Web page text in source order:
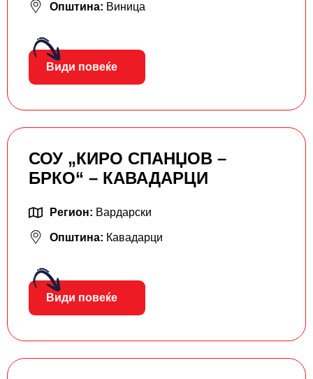
Општина: Виница
Види повеќе
СОУ „КИРО СПАНЏОВ –
БРКО“ – КАВАДАРЦИ
Регион: Вардарски
Општина: Кавадарци
Види повеќе